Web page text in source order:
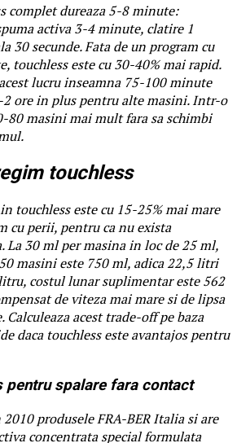
complet dureaza 5-8 minute:
activa 3-4 minute, clatire 1
30 secunde. Fata de un program cu
touchless este cu 30-40% mai rapid.
lucru inseamna 75-100 minute
2 ore in plus pentru alte masini. Intr-o
80 masini mai mult fara sa schimbi
touchless
touchless este cu 15-25% mai mare
cu perii, pentru ca nu exista
La 30 ml per masina in loc de 25 ml,
masini este 750 ml, adica 22,5 litri
costul lunar suplimentar este 562
de viteza mai mare si de lipsa
acest trade-off pe baza
daca touchless este avantajos pentru
pentru spalare fara contact
produsele FRA-BER Italia si are
concentrata special formulata